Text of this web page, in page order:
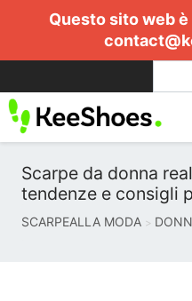
Questo sito web
Scarpe da donna
tendenze e consigli
SCARPEALLA MODA